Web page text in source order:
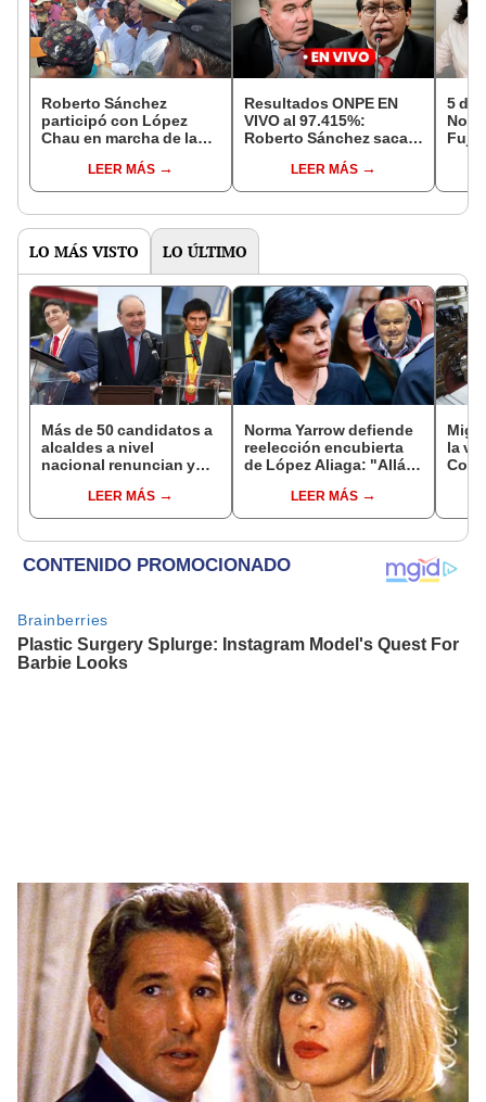
Roberto Sánchez
participó con López
Chau en marcha de la
condiciones laborales
LEER MÁS
Resultados ONPE EN
VIVO al 97.415%:
Roberto Sánchez saca
votos sobre López
Aliaga
LEER MÁS
5 de
LO MÁS VISTO LO ÚLTIMO
Más de 50 candidatos a
alcaldes a nivel
nacional renuncian y
encubiertaLEER MÁS
Norma Yarrow defiende
reelección encubierta
de López Aliaga: "Allá el
sacar la vuelta"
LEER MÁS
la